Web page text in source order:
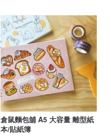
倉鼠麵包舖 A5 大容量 離型紙
本/貼紙簿